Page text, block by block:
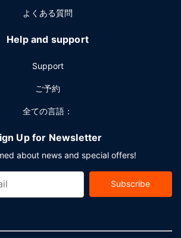
ご利用いただけるほか、敷地内にはセル
) も備わっています。
よくある質問
Help and support
Support
ご予約
全ての言語：
Up for Newsletter
about news and special offers!
Subscribe